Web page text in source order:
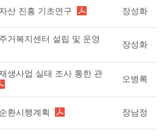
산 진흥 기초연구 장성화
거복지센터 설립 및 운영
장성화
생사업 실태 조사 통한 관
오병록
환시행계획 장남정